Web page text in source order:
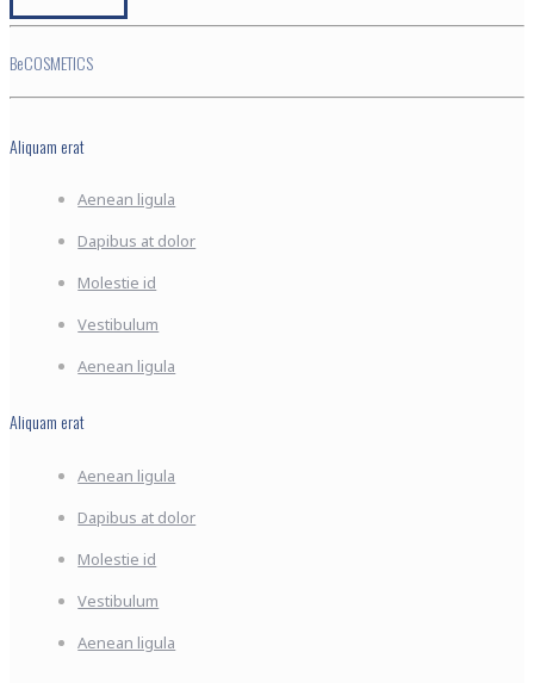
BeCOSMETICS
Aliquam erat
Aenean ligula
Dapibus at dolor
Molestie id
Vestibulum
Aenean ligula
Aliquam erat
Aenean ligula
Dapibus at dolor
Molestie id
Vestibulum
Aenean ligula